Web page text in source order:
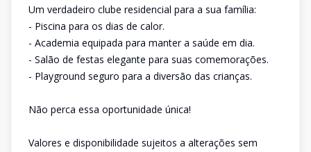
Um verdadeiro clube residencial para a sua família:
- Piscina para os dias de calor.
- Academia equipada para manter a saúde em dia.
- Salão de festas elegante para suas comemorações.
- Playground seguro para a diversão das crianças.
Não perca essa oportunidade única!
Valores e disponibilidade sujeitos a alterações sem